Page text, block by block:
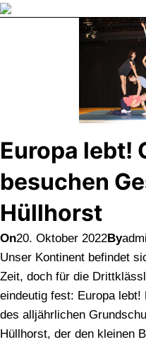
Direkt
Europa lebt!
besuchen
Hüllhorst
On20. Oktober 2022By
Unser Kontinent befindet
Zeit, doch für die
eindeutig fest: Europa
des alljährlichen
Hüllhorst, der den kleinen